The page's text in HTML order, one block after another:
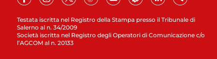
Testata iscritta nel Registro della Stampa presso il Tribunale di
Salerno al n. 34/2009
Società iscritta nel Registro degli Operatori di Comunicazione c/o
l’AGCOM al n. 20133